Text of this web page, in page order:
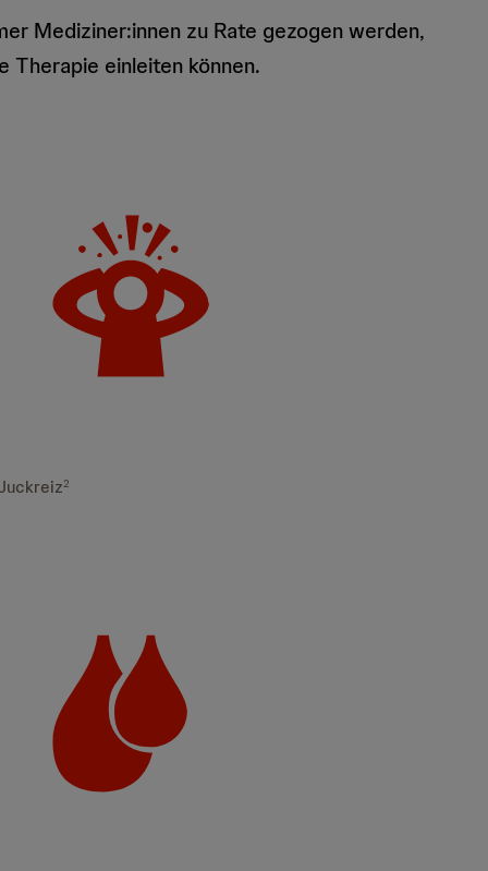
Mediziner:innen zu Rate gezogen werden,
Therapie einleiten können.
2